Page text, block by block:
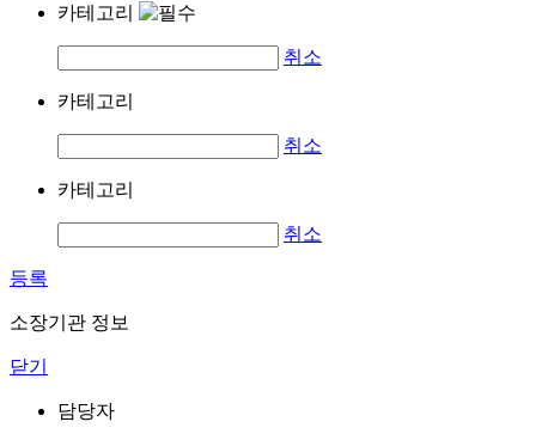
카테고리
취소
카테고리
취소
카테고리
취소
등록
소장기관 정보
닫기
담당자